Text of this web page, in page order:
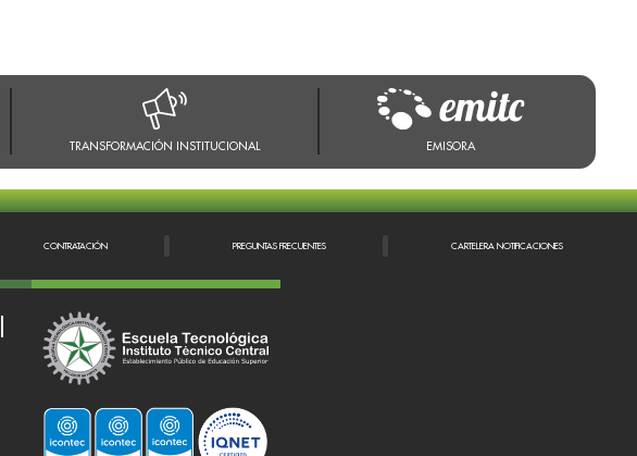
TRANSFORMACIÓN INSTITUCIONAL EMISORA
CONTRATACIÓN PREGUNTAS FRECUENTES CARTELERA NOTIFICACIONES